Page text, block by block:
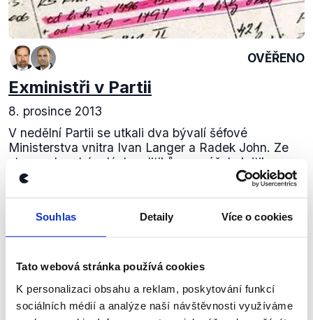
Souhlas Detaily Více o cookies
Tato webová stránka používá cookies
K personalizaci obsahu a reklam, poskytování funkcí
sociálních médií a analýze naší návštěvnosti využíváme
OVĚŘENO
Exministři v Partii
8. prosince 2013
V nedělní Partii se utkali dva bývalí šéfové
Ministerstva vnitra Ivan Langer a Radek John. Ze
strany obou bývalých politiků se snášela kritika na
jejich současného nástupce Martina Pecinu,...
Zůstaňme v kontaktu
Přihlaste se k odběru našeho